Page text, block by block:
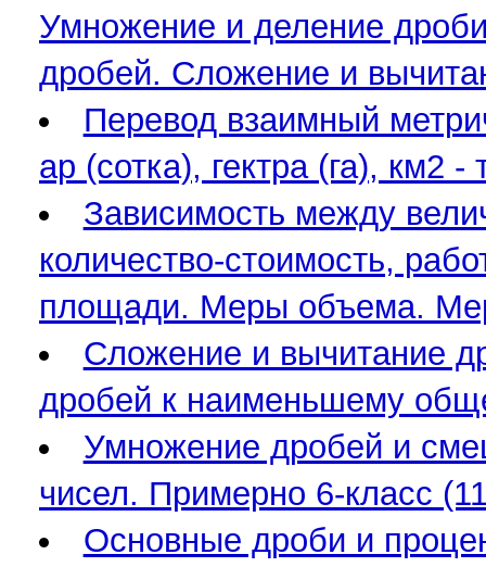
Умножение и деление
дробей. Сложение и
Перевод взаимный
ар (сотка), гектра (га), км2
Зависимость между
количество-стоимость,
площади. Меры объема.
Сложение и вычитание
дробей к наименьшему
Умножение дробей и
чисел. Примерно 6-класс
Основные дроби и